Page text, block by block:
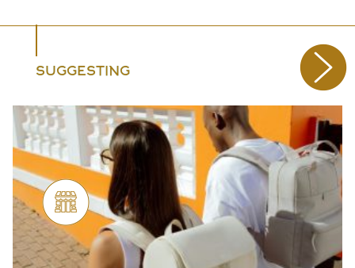
SUGGESTING